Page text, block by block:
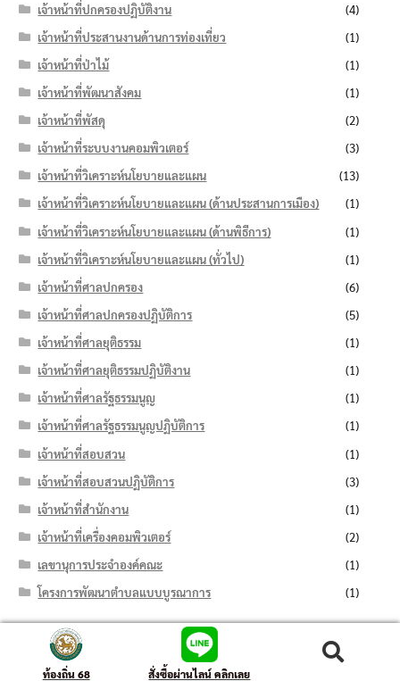
เจ้าหน้าที่ปกครองปฏิบัติงาน
(4)
เจ้าหน้าที่ประสานงานด้านการท่องเที่ยว
(1)
เจ้าหน้าที่ป่าไม้
(1)
เจ้าหน้าที่พัฒนาสังคม
(1)
เจ้าหน้าที่พัสดุ
(2)
เจ้าหน้าที่ระบบงานคอมพิวเตอร์
(3)
เจ้าหน้าที่วิเคราะห์นโยบายและแผน
(13)
เจ้าหน้าที่วิเคราะห์นโยบายและแผน (ด้านประสานการเมือง)
(1)
เจ้าหน้าที่วิเคราะห์นโยบายและแผน (ด้านพิธีการ)
(1)
เจ้าหน้าที่วิเคราะห์นโยบายและแผน (ทั่วไป)
(1)
เจ้าหน้าที่ศาลปกครอง
(6)
เจ้าหน้าที่ศาลปกครองปฏิบัติการ
(5)
เจ้าหน้าที่ศาลยุติธรรม
(1)
เจ้าหน้าที่ศาลยุติธรรมปฏิบัติงาน
(1)
เจ้าหน้าที่ศาลรัฐธรรมนูญ
(1)
เจ้าหน้าที่ศาลรัฐธรรมนูญปฏิบัติการ
(1)
เจ้าหน้าที่สอบสวน
(1)
เจ้าหน้าที่สอบสวนปฏิบัติการ
(3)
เจ้าหน้าที่สำนักงาน
(1)
เจ้าหน้าที่เครื่องคอมพิวเตอร์
(2)
เลขานุการประจำองค์คณะ
(1)
โครงการพัฒนาตำบลแบบบูรณาการ
(1)
ท้องถิ่น 68 สั่งซื้อผ่านไลน์ คลิกเลย